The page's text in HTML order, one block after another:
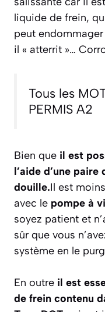
liquide de frein,
peut
il « atterrit »…
Tous les
PERMIS A2
Bien que il est
l’aide d’une
douille.Il est
avec le pompe à
soyez patient et
sûr que vous
système en le
En outre il est
de frein contenu